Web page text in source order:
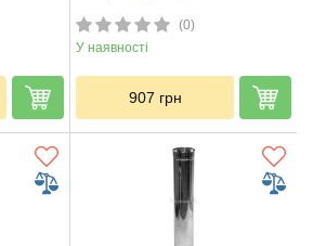
(0)
У наявності
907 грн